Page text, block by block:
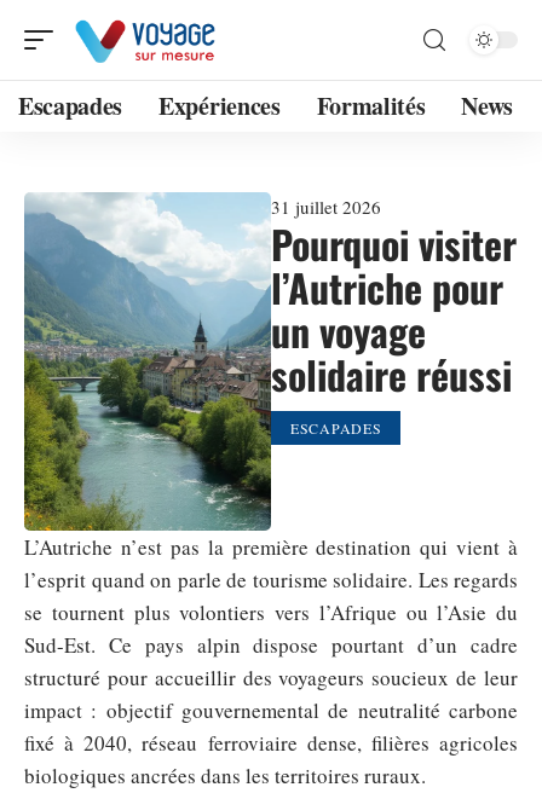
Escapades Expériences Formalités News
31 juillet 2026
Pourquoi visiter
l’Autriche pour
un voyage
solidaire réussi
ESCAPADES
L’Autriche n’est pas la première destination qui vient à
l’esprit quand on parle de tourisme solidaire. Les regards
se tournent plus volontiers vers l’Afrique ou l’Asie du
Sud-Est. Ce pays alpin dispose pourtant d’un cadre
structuré pour accueillir des voyageurs soucieux de leur
impact : objectif gouvernemental de neutralité carbone
fixé à 2040, réseau ferroviaire dense, filières agricoles
biologiques ancrées dans les territoires ruraux.